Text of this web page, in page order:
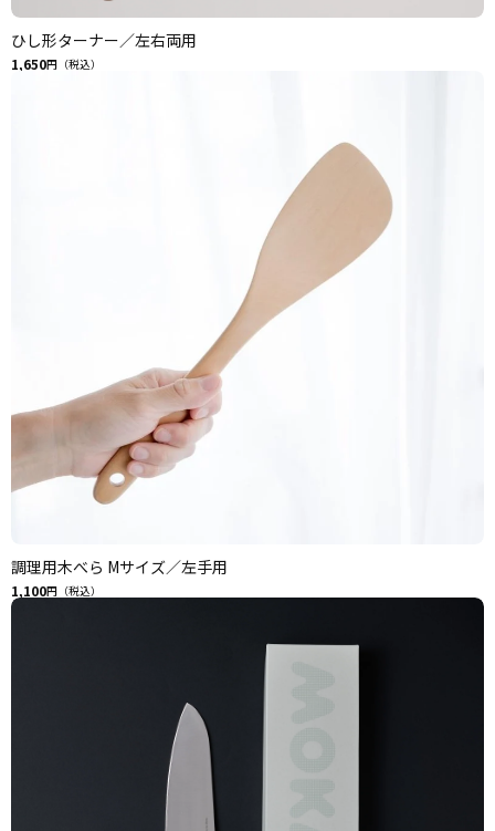
ひし形ターナー／左右両用
1,650円（税込）
調理用木べら Mサイズ／左手用
1,100円（税込）